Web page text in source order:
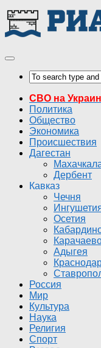
СВО на
Политика
Общество
Экономика
Происшествия
Дагестан
Дербент
Кавказ
Чечня
Осетия
Адыгея
Россия
Мир
Культура
Наука
Религия
Спорт